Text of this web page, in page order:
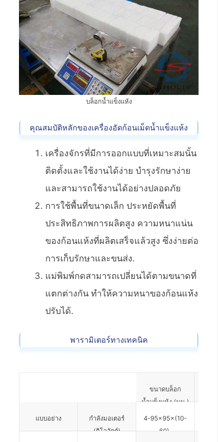
บล็อกน้ำแข็งแห้ง
คุณสมบัติหลักของเครื่องอัดก้อนเม็ดน้ำแข็งแห้ง
เครื่องจักรที่มีการออกแบบที่เหมาะสมนั้น
ติดตั้งและใช้งานได้ง่าย บำรุงรักษาง่าย
และสามารถใช้งานได้อย่างปลอดภัย
การใช้พื้นที่ขนาดเล็ก ประหยัดพื้นที่
ประสิทธิภาพการผลิตสูง ความหนาแน่น
ของก้อนแห้งที่ผลิตเสร็จแล้วสูง ซึ่งง่ายต่อ
การเก็บรักษาและขนส่ง.
แม่พิมพ์กดสามารถเปลี่ยนได้ตามขนาดที่
แตกต่างกัน ทำให้ความหนาของก้อนแห้ง
ปรับได้.
พารามิเตอร์ทางเทคนิค
แบบอย่าง
กำลังมอเตอร์
(กิโลวัตต์)
ขนาดบล็อก
น้ำแข็งแห้ง (มม.)
4-95×95×(10-
60)